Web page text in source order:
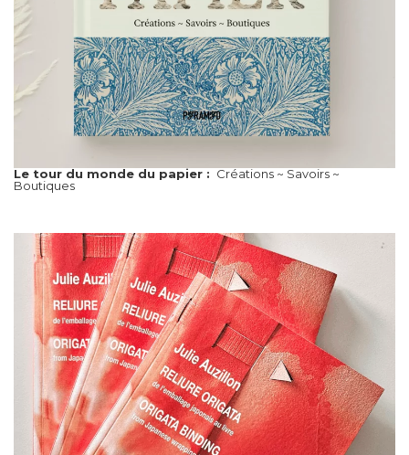
Le tour du monde du papier : Créations ~ Savoirs ~
Boutiques